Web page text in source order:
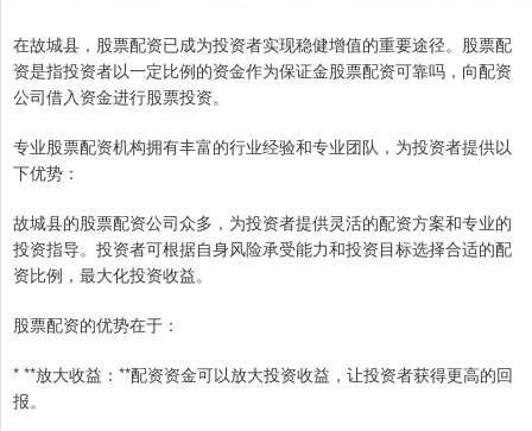
在故城县，股票配资已成为投资者实现稳健增值的重要途径。股票配
资是指投资者以一定比例的资金作为保证金股票配资可靠吗，向配资
公司借入资金进行股票投资。
专业股票配资机构拥有丰富的行业经验和专业团队，为投资者提供以
下优势：
故城县的股票配资公司众多，为投资者提供灵活的配资方案和专业的
投资指导。投资者可根据自身风险承受能力和投资目标选择合适的配
资比例，最大化投资收益。
股票配资的优势在于：
* **放大收益：**配资资金可以放大投资收益，让投资者获得更高的回
报。